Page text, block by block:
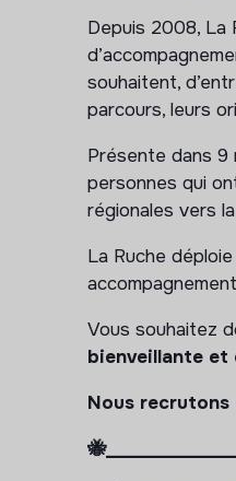
Depuis 2008, La
souhaitent,
parcours, leurs
Présente dans
personnes qui
régionales vers
La Ruche
Vous souhaitez
bienveillante et
Nous recrutons